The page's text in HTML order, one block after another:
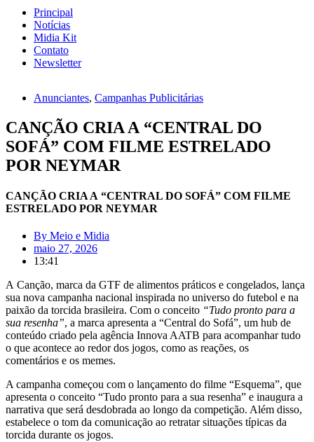
Principal
Notícias
Midia Kit
Contato
Newsletter
Anunciantes, Campanhas Publicitárias
CANÇÃO CRIA A “CENTRAL DO
SOFÁ” COM FILME ESTRELADO
POR NEYMAR
CANÇÃO CRIA A “CENTRAL DO SOFÁ” COM FILME
ESTRELADO POR NEYMAR
By Meio e Midia
maio 27, 2026
13:41
A Canção, marca da GTF de alimentos práticos e congelados, lança
sua nova campanha nacional inspirada no universo do futebol e na
paixão da torcida brasileira. Com o conceito “Tudo pronto para a
sua resenha”, a marca apresenta a “Central do Sofá”, um hub de
conteúdo criado pela agência Innova AATB para acompanhar tudo
o que acontece ao redor dos jogos, como as reações, os
comentários e os memes.
A campanha começou com o lançamento do filme “Esquema”, que
apresenta o conceito “Tudo pronto para a sua resenha” e inaugura a
narrativa que será desdobrada ao longo da competição. Além disso,
estabelece o tom da comunicação ao retratar situações típicas da
torcida durante os jogos.